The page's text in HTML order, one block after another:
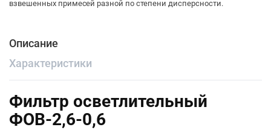
взвешенных примесей разной по степени дисперсности.
Описание
Характеристики
Фильтр осветлительный
ФОВ-2,6-0,6